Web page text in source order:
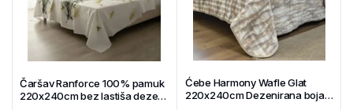
Čaršav Ranforce 100% pamuk
220x240cm bez lastiša dezen
Ćebe Harmony Wafle Glat
220x240cm Dezenirana boja –